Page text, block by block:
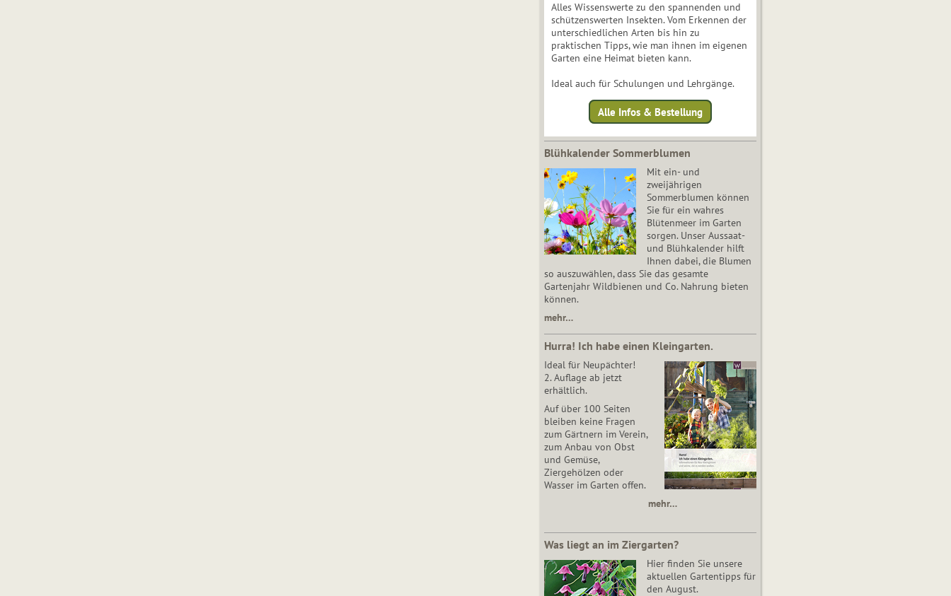
Alles Wissenswerte zu den spannenden und
schützenswerten Insekten. Vom Erkennen der
unterschiedlichen Arten bis hin zu
praktischen Tipps, wie man ihnen im eigenen
Garten eine Heimat bieten kann.
Ideal auch für Schulungen und Lehrgänge.
Alle Infos & Bestellung
Blühkalender Sommerblumen
Mit ein- und
zweijährigen
Sommerblumen können
Sie für ein wahres
Blütenmeer im Garten
sorgen. Unser Aussaat-
und Blühkalender hilft
Ihnen dabei, die Blumen
so auszuwählen, dass Sie das gesamte
Gartenjahr Wildbienen und Co. Nahrung bieten
können.
mehr…
Hurra! Ich habe einen Kleingarten.
Ideal für Neupächter!
2. Auflage ab jetzt
erhältlich.
Auf über 100 Seiten
bleiben keine Fragen
zum Gärtnern im Verein,
zum Anbau von Obst
und Gemüse,
Ziergehölzen oder
Wasser im Garten offen.
mehr…
Was liegt an im Ziergarten?
Hier finden Sie unsere
aktuellen Gartentipps für
den August.